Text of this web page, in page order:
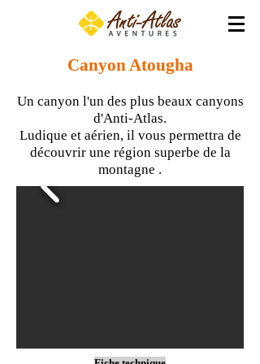
Canyon Atougha
Un canyon l'un des plus beaux canyons
d'Anti-Atlas.
Ludique et aérien, il vous permettra de
découvrir une région superbe de la
montagne .